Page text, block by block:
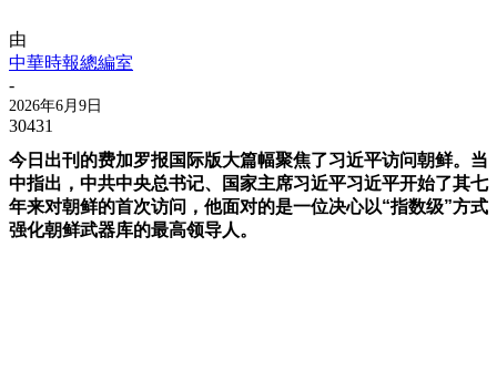
由
中華時報總編室
-
2026年6月9日
30431
今日出刊的费加罗报国际版大篇幅聚焦了习近平访问朝鲜。当
中指出， 中共中央总书记、国家主席习近平习近平开始了其七
年来对朝鲜的首次访问，他面对的是一位决心以“指数级”方式
强化朝鲜武器库的最高领导人。